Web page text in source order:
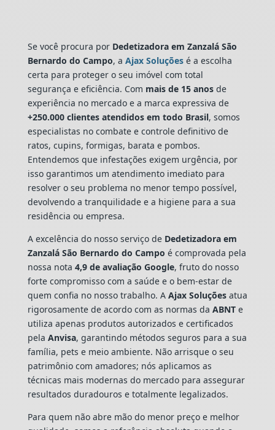
Se você procura por Dedetizadora em Zanzalá São
Bernardo do Campo, a Ajax Soluçõesé a escolha
certa para proteger o seu imóvel com total
segurança e eficiência. Com mais de 15 anosde
experiência no mercado e a marca expressiva de
+250.000 clientes atendidos em todo Brasil, somos
especialistas no combate e controle definitivo de
ratos, cupins, formigas, barata e pombos.
Entendemos que infestações exigem urgência, por
isso garantimos um atendimento imediato para
resolver o seu problema no menor tempo possível,
devolvendo a tranquilidade e a higiene para a sua
residência ou empresa.
A excelência do nosso serviço de Dedetizadora em
Zanzalá São Bernardo do Campo é comprovada pela
nossa nota 4,9 de avaliação Google, fruto do nosso
forte compromisso com a saúde e o bem-estar de
quem confia no nosso trabalho. A Ajax Soluçõesatua
rigorosamente de acordo com as normas da ABNTe
utiliza apenas produtos autorizados e certificados
pela Anvisa, garantindo métodos seguros para a sua
família, pets e meio ambiente. Não arrisque o seu
patrimônio com amadores; nós aplicamos as
técnicas mais modernas do mercado para assegurar
resultados duradouros e totalmente legalizados.
Para quem não abre mão do menor preço e melhor